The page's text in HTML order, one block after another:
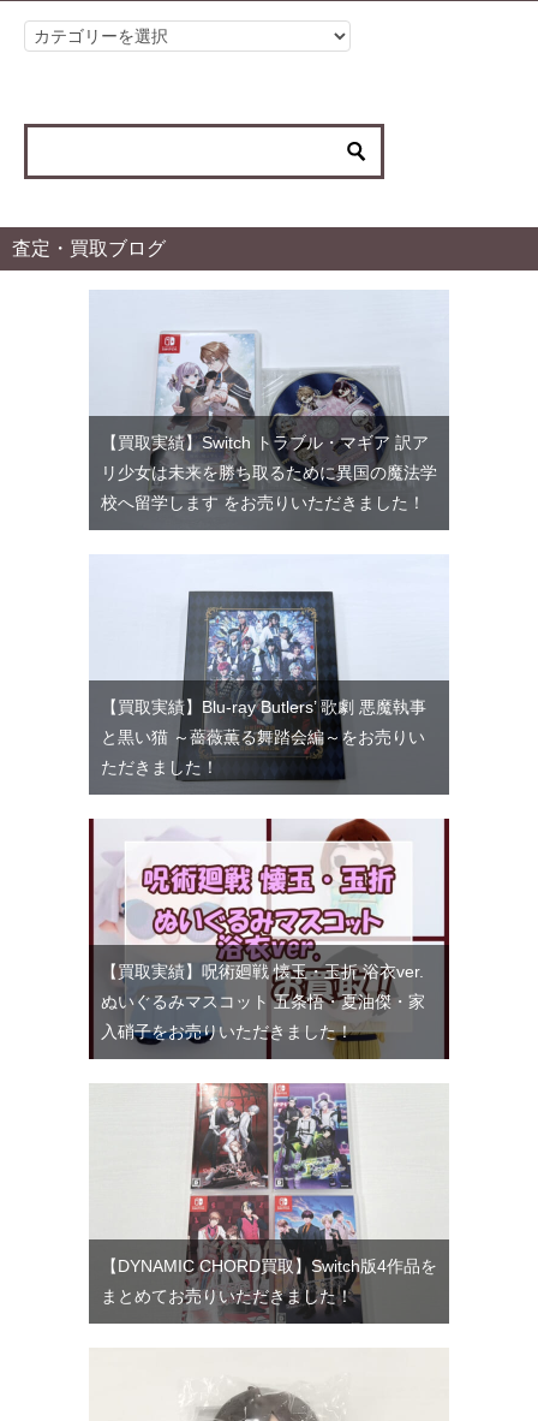
カ
リ
査定・買取ブログ
【買取実績】Switch トラブル・マギア 訳ア
リ少女は未来を勝ち取るために異国の魔法学
校へ留学します をお売りいただきました！
【買取実績】Blu-ray Butlers’ 歌劇 悪魔執事
と黒い猫 ～薔薇薫る舞踏会編～をお売りい
ただきました！
【買取実績】呪術廻戦 懐玉・玉折 浴衣ver.
ぬいぐるみマスコット 五条悟・夏油傑・家
入硝子をお売りいただきました！
【DYNAMIC CHORD買取】Switch版4作品を
まとめてお売りいただきました！